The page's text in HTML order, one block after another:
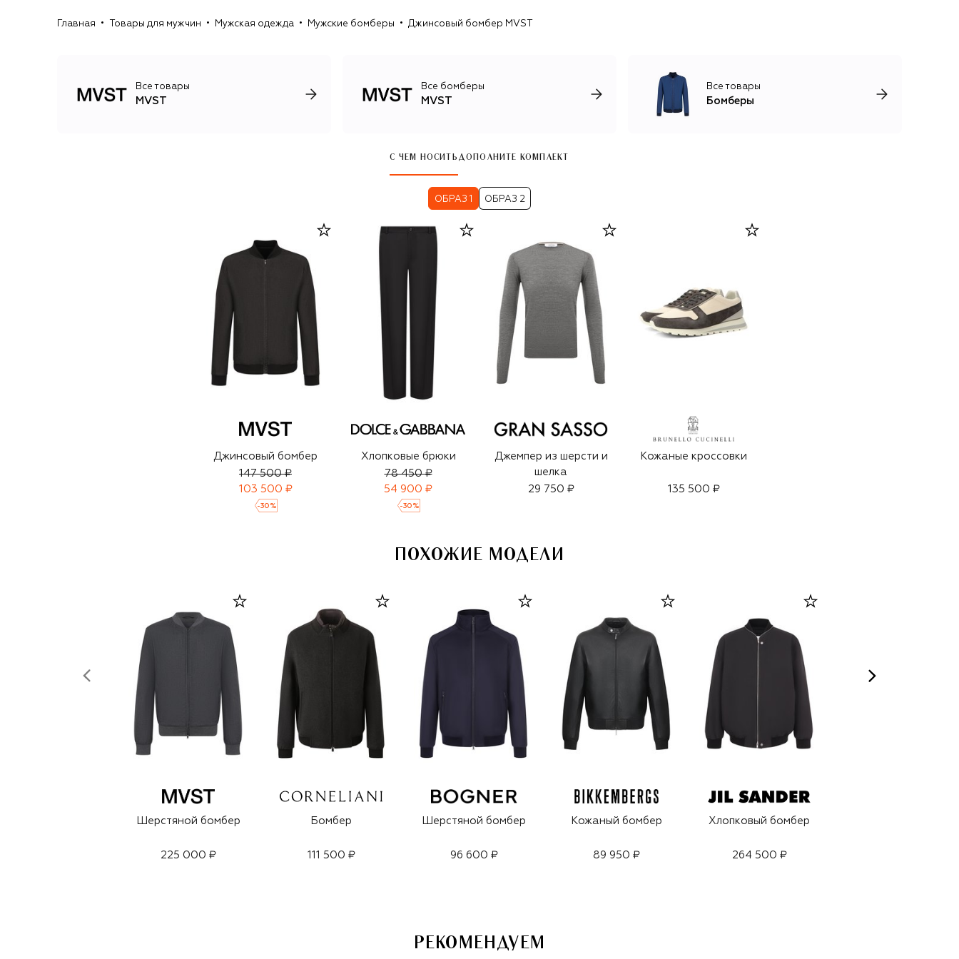
Главная Товары для мужчин Мужская одежда Мужские бомберы Джинсовый бомбер MVST
Все товары
MVST
Все бомберы
MVST
Все товары
Бомберы
С ЧЕМ НОСИТЬ ДОПОЛНИТЕ КОМПЛЕКТ
ОБРАЗ 1 ОБРАЗ 2
Джинсовый бомбер
147 500 ₽
103 500 ₽
-30 %
Хлопковые брюки
78 450 ₽
54 900 ₽
-30 %
Джемпер из шерсти и
шелка
29 750 ₽
Кожаные кроссовки
135 500 ₽
ПОХОЖИЕ МОДЕЛИ
Шерстяной бомбер
225 000 ₽
Бомбер
111 500 ₽
Шерстяной бомбер
96 600 ₽
Кожаный бомбер
89 950 ₽
Хлопковый бомбер
264 500 ₽
РЕКОМЕНДУЕМ